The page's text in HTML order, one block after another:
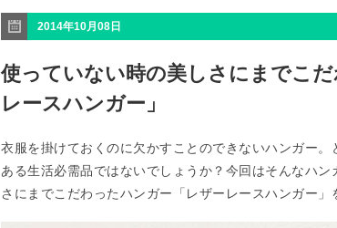
2014年10月08日
使っていない時の美しさにまでこ
レースハンガー」
衣服を掛けておくのに欠かすことのできないハンガー
ある生活必需品ではないでしょうか？今回はそんなハ
さにまでこだわったハンガー「レザーレースハンガー」